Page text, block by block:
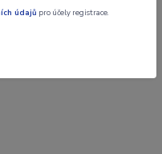
řetězů
údajů pro účely registrace.